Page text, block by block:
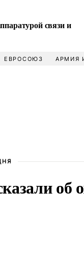
связи и
ЕВРОСОЮЗ АРМИЯ
об